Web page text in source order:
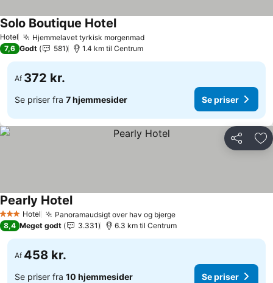
Hotel Hjemmelavet tyrkisk morgenmad
Solo Boutique Hotel
7,6 Godt 581 1.4 km til Centrum
Af 372 kr.
Se priser fra 7 hjemmesider Se priser
Del
3 StjernerHotel Panoramaudsigt over hav og bjerge
Pearly Hotel
8,4 Meget godt 3.331 6.3 km til Centrum
Af 458 kr.
Se priser fra 10 hjemmesider Se priser